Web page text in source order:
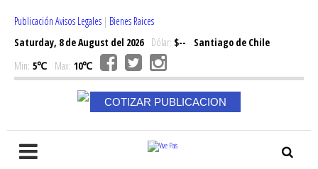
Publicación Avisos Legales | Bienes Raices
Saturday, 8 de August del 2026Dólar: $--
Santiago de Chile
Min: 5℃ Max: 10℃
COTIZAR PUBLICACION